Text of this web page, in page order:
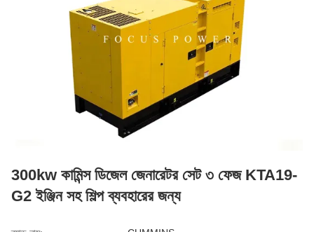
300kw কামিন্স ডিজেল জেনারেটর সেট ৩ ফেজ KTA19-
G2 ইঞ্জিন সহ শিল্প ব্যবহারের জন্য